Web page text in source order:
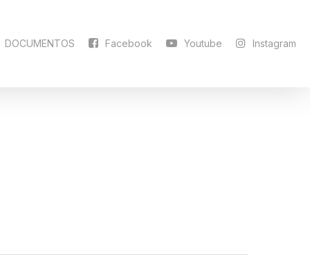
DOCUMENTOS Facebook Youtube Instagram